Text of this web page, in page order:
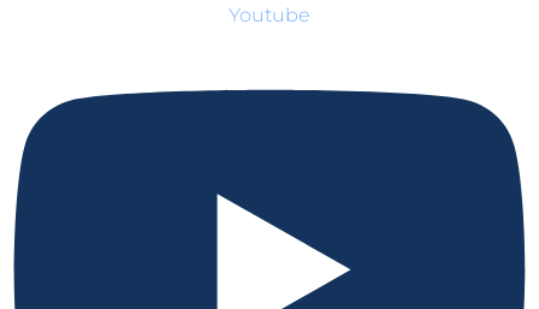
Youtube